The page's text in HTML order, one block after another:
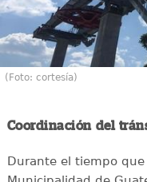
(Foto: cortesía)
Coordinación del
Durante el tiempo